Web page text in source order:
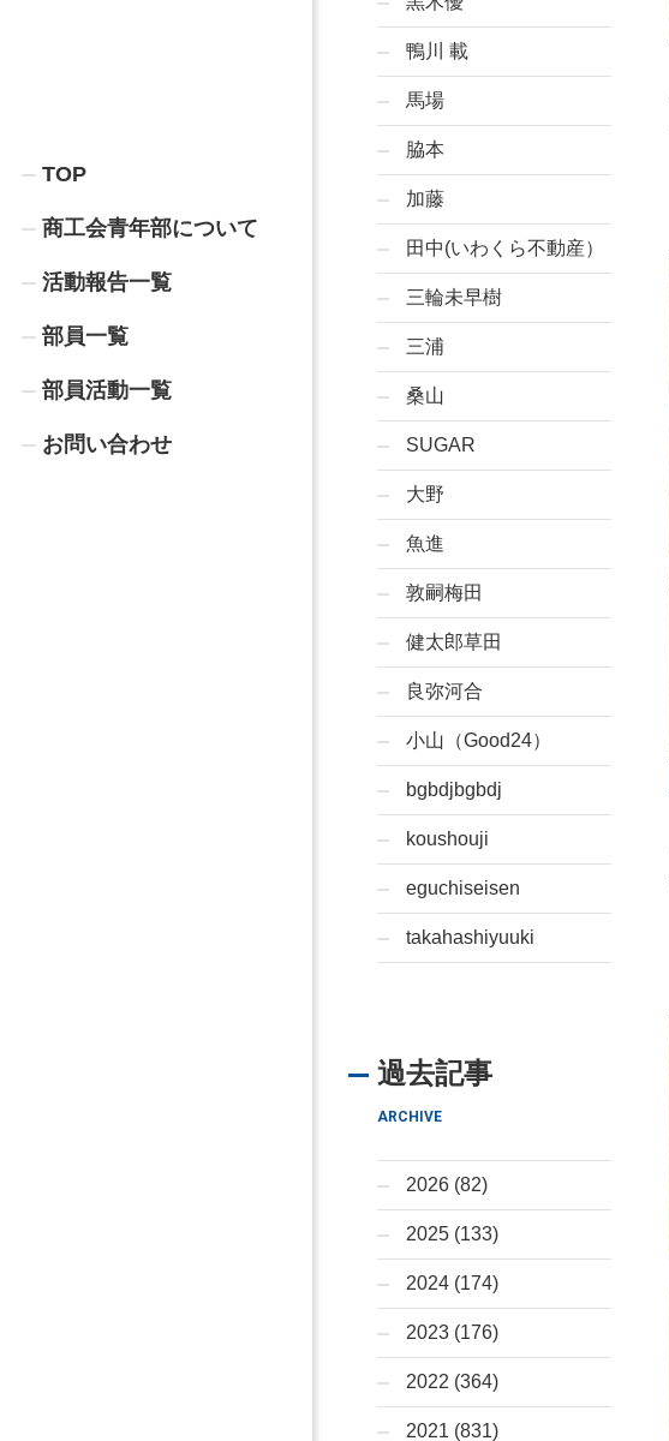
TOP
商工会青年部について
活動報告一覧
部員一覧
部員活動一覧
お問い合わせ
鴨川 載
馬場
脇本
加藤
田中(いわくら不動産）
三輪未早樹
三浦
桑山
SUGAR
大野
魚進
敦嗣梅田
健太郎草田
良弥河合
小山（Good24）
bgbdjbgbdj
koushouji
eguchiseisen
takahashiyuuki
過去記事
ARCHIVE
2026 (82)
2025 (133)
2024 (174)
2023 (176)
2022 (364)
2021 (831)